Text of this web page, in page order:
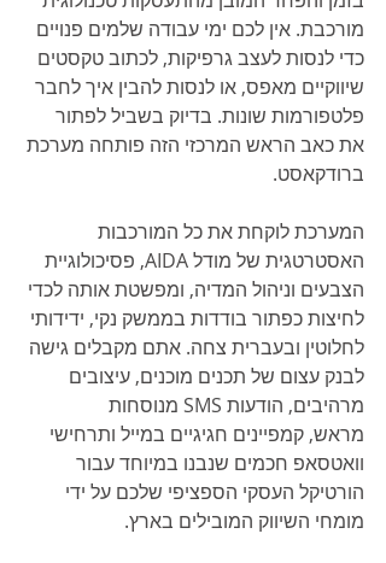
מורכבת. אין לכם ימי עבודה שלמים פנויים
כדי לנסות לעצב גרפיקות, לכתוב טקסטים
שיווקיים מאפס, או לנסות להבין איך לחבר
פלטפורמות שונות. בדיוק בשביל לפתור
את כאב הראש המרכזי הזה פותחה מערכת
ברודקאסט.
המערכת לוקחת את כל המורכבות
האסטרטגית של מודל AIDA, פסיכולוגיית
הצבעים וניהול המדיה, ומפשטת אותה לכדי
לחיצות כפתור בודדות בממשק נקי, ידידותי
לחלוטין ובעברית צחה. אתם מקבלים גישה
לבנק עצום של תכנים מוכנים, עיצובים
מרהיבים, הודעות SMS מנוסחות
מראש, קמפיינים חגיגיים במייל ותרחישי
וואטסאפ חכמים שנבנו במיוחד עבור
הורטיקל העסקי הספציפי שלכם על ידי
מומחי השיווק המובילים בארץ.